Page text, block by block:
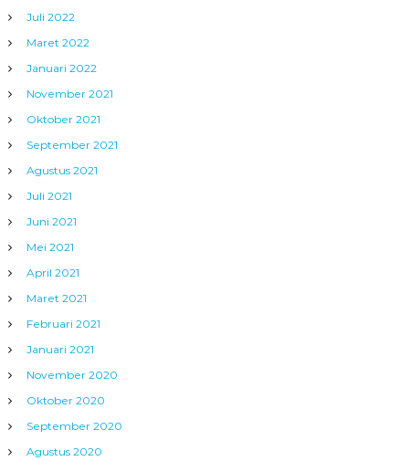
Juli 2022
Maret 2022
Januari 2022
November 2021
Oktober 2021
September 2021
Agustus 2021
Juli 2021
Juni 2021
Mei 2021
April 2021
Maret 2021
Februari 2021
Januari 2021
November 2020
Oktober 2020
September 2020
Agustus 2020